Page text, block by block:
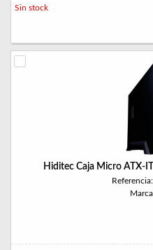
Sin stock
Hiditec Caja Micro ATX-